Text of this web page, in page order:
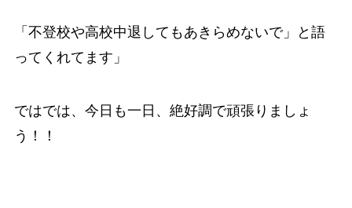
「不登校や高校中退してもあきらめないで」と語
ってくれてます」
ではでは、今日も一日、絶好調で頑張りましょ
う！！